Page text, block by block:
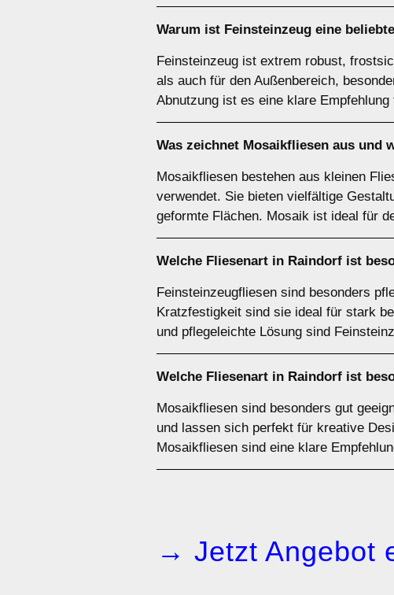
Warum ist Feinsteinzeug eine
Feinsteinzeug ist extrem robust,
als auch für den Außenbereich,
Abnutzung ist es eine klare
Was zeichnet Mosaikfliesen aus und
Mosaikfliesen bestehen aus kleinen
verwendet. Sie bieten vielfältige
geformte Flächen. Mosaik ist ideal für
Welche Fliesenart in Raindorf ist
Feinsteinzeugfliesen sind besonders
Kratzfestigkeit sind sie ideal für stark
und pflegeleichte Lösung sind
Welche Fliesenart in Raindorf ist
Mosaikfliesen sind besonders gut
und lassen sich perfekt für kreative
Mosaikfliesen sind eine klare
→ Jetzt Angebot